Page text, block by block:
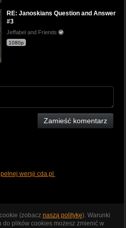
RE: Janoskians Question and Answer
#3
Jeffabel and Friends
1080p
Zamieść komentarz
wersji cda.pl
(zobacz naszą politykę). Warunki
plików cookies możesz zmienić w